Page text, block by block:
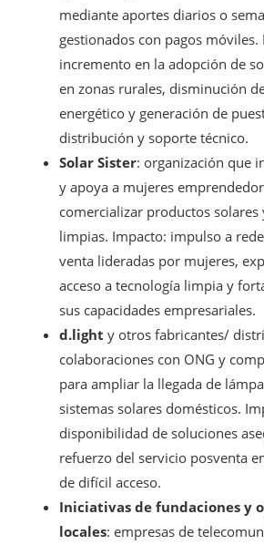
mediante aportes diarios o
gestionados con pagos móviles.
incremento en la adopción de
en zonas rurales, disminución
energético y generación de
distribución y soporte técnico.
Solar Sister: organización que
y apoya a mujeres
comercializar productos solares
limpias. Impacto: impulso a
venta lideradas por mujeres,
acceso a tecnología limpia y
sus capacidades empresariales.
d.light y otros fabricantes/
colaboraciones con ONG y
para ampliar la llegada de
sistemas solares domésticos.
disponibilidad de soluciones
refuerzo del servicio posventa
de difícil acceso.
Iniciativas de fundaciones y
locales: empresas de